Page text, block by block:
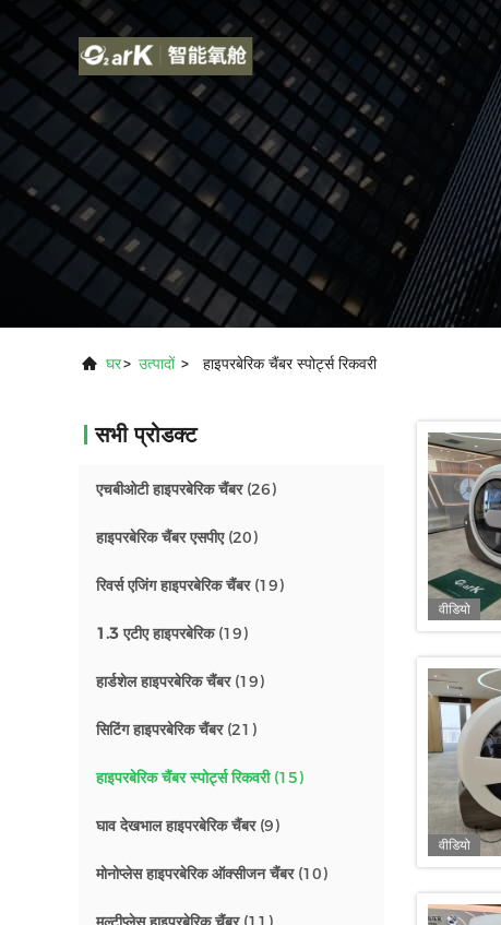
घर> उत्पादों > हाइपरबेरिक चैंबर स्पोर्ट्स रिकवरी
सभी प्रोडक्ट
एचबीओटी हाइपरबेरिक चैंबर(26)
हाइपरबेरिक चैंबर एसपीए(20)
रिवर्स एजिंग हाइपरबेरिक चैंबर(19)
1.3 एटीए हाइपरबेरिक(19)
हार्डशेल हाइपरबेरिक चैंबर(19)
सिटिंग हाइपरबेरिक चैंबर(21)
हाइपरबेरिक चैंबर स्पोर्ट्स रिकवरी(15)
घाव देखभाल हाइपरबेरिक चैंबर(9)
मोनोप्लेस हाइपरबेरिक ऑक्सीजन चैंबर(10)
वीडियो
वीडियो